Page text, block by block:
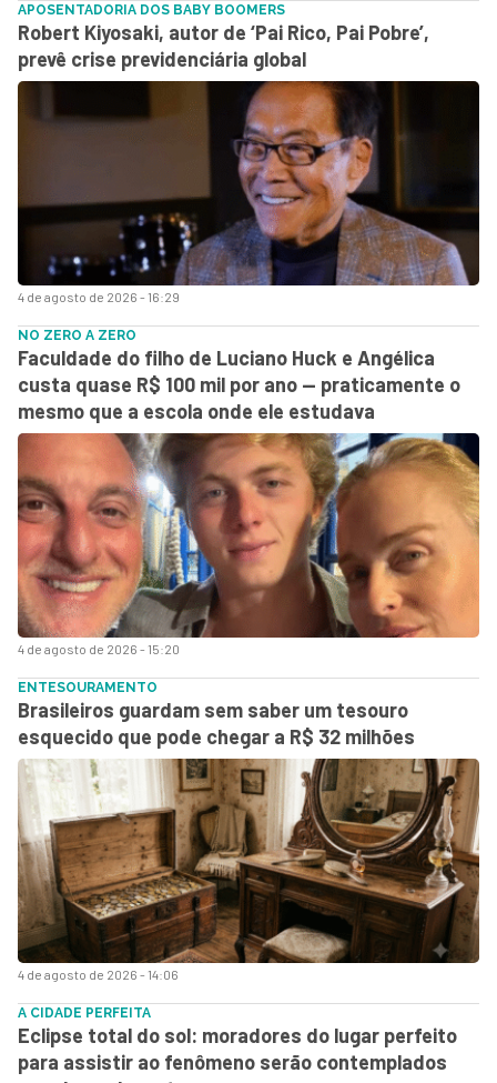
4 de agosto de 2026 - 16:29
APOSENTADORIA DOS BABY BOOMERS
Robert Kiyosaki, autor de ‘Pai Rico, Pai Pobre’,
prevê crise previdenciária global
4 de agosto de 2026 - 15:20
NO ZERO A ZERO
Faculdade do filho de Luciano Huck e Angélica
custa quase R$ 100 mil por ano — praticamente o
mesmo que a escola onde ele estudava
4 de agosto de 2026 - 14:06
ENTESOURAMENTO
Brasileiros guardam sem saber um tesouro
esquecido que pode chegar a R$ 32 milhões
A CIDADE PERFEITA
Eclipse total do sol: moradores do lugar perfeito
para assistir ao fenômeno serão contemplados